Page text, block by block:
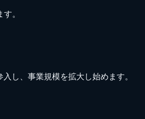
。
し、事業規模を拡大し始めます。